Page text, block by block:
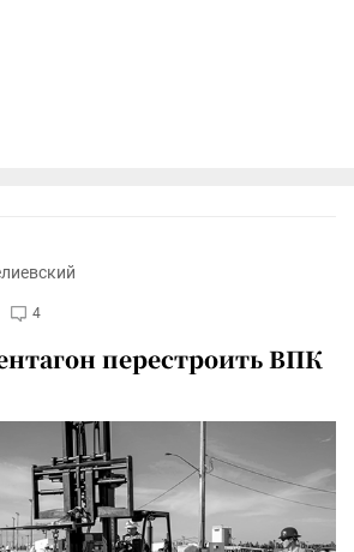
4
перестроить ВПК